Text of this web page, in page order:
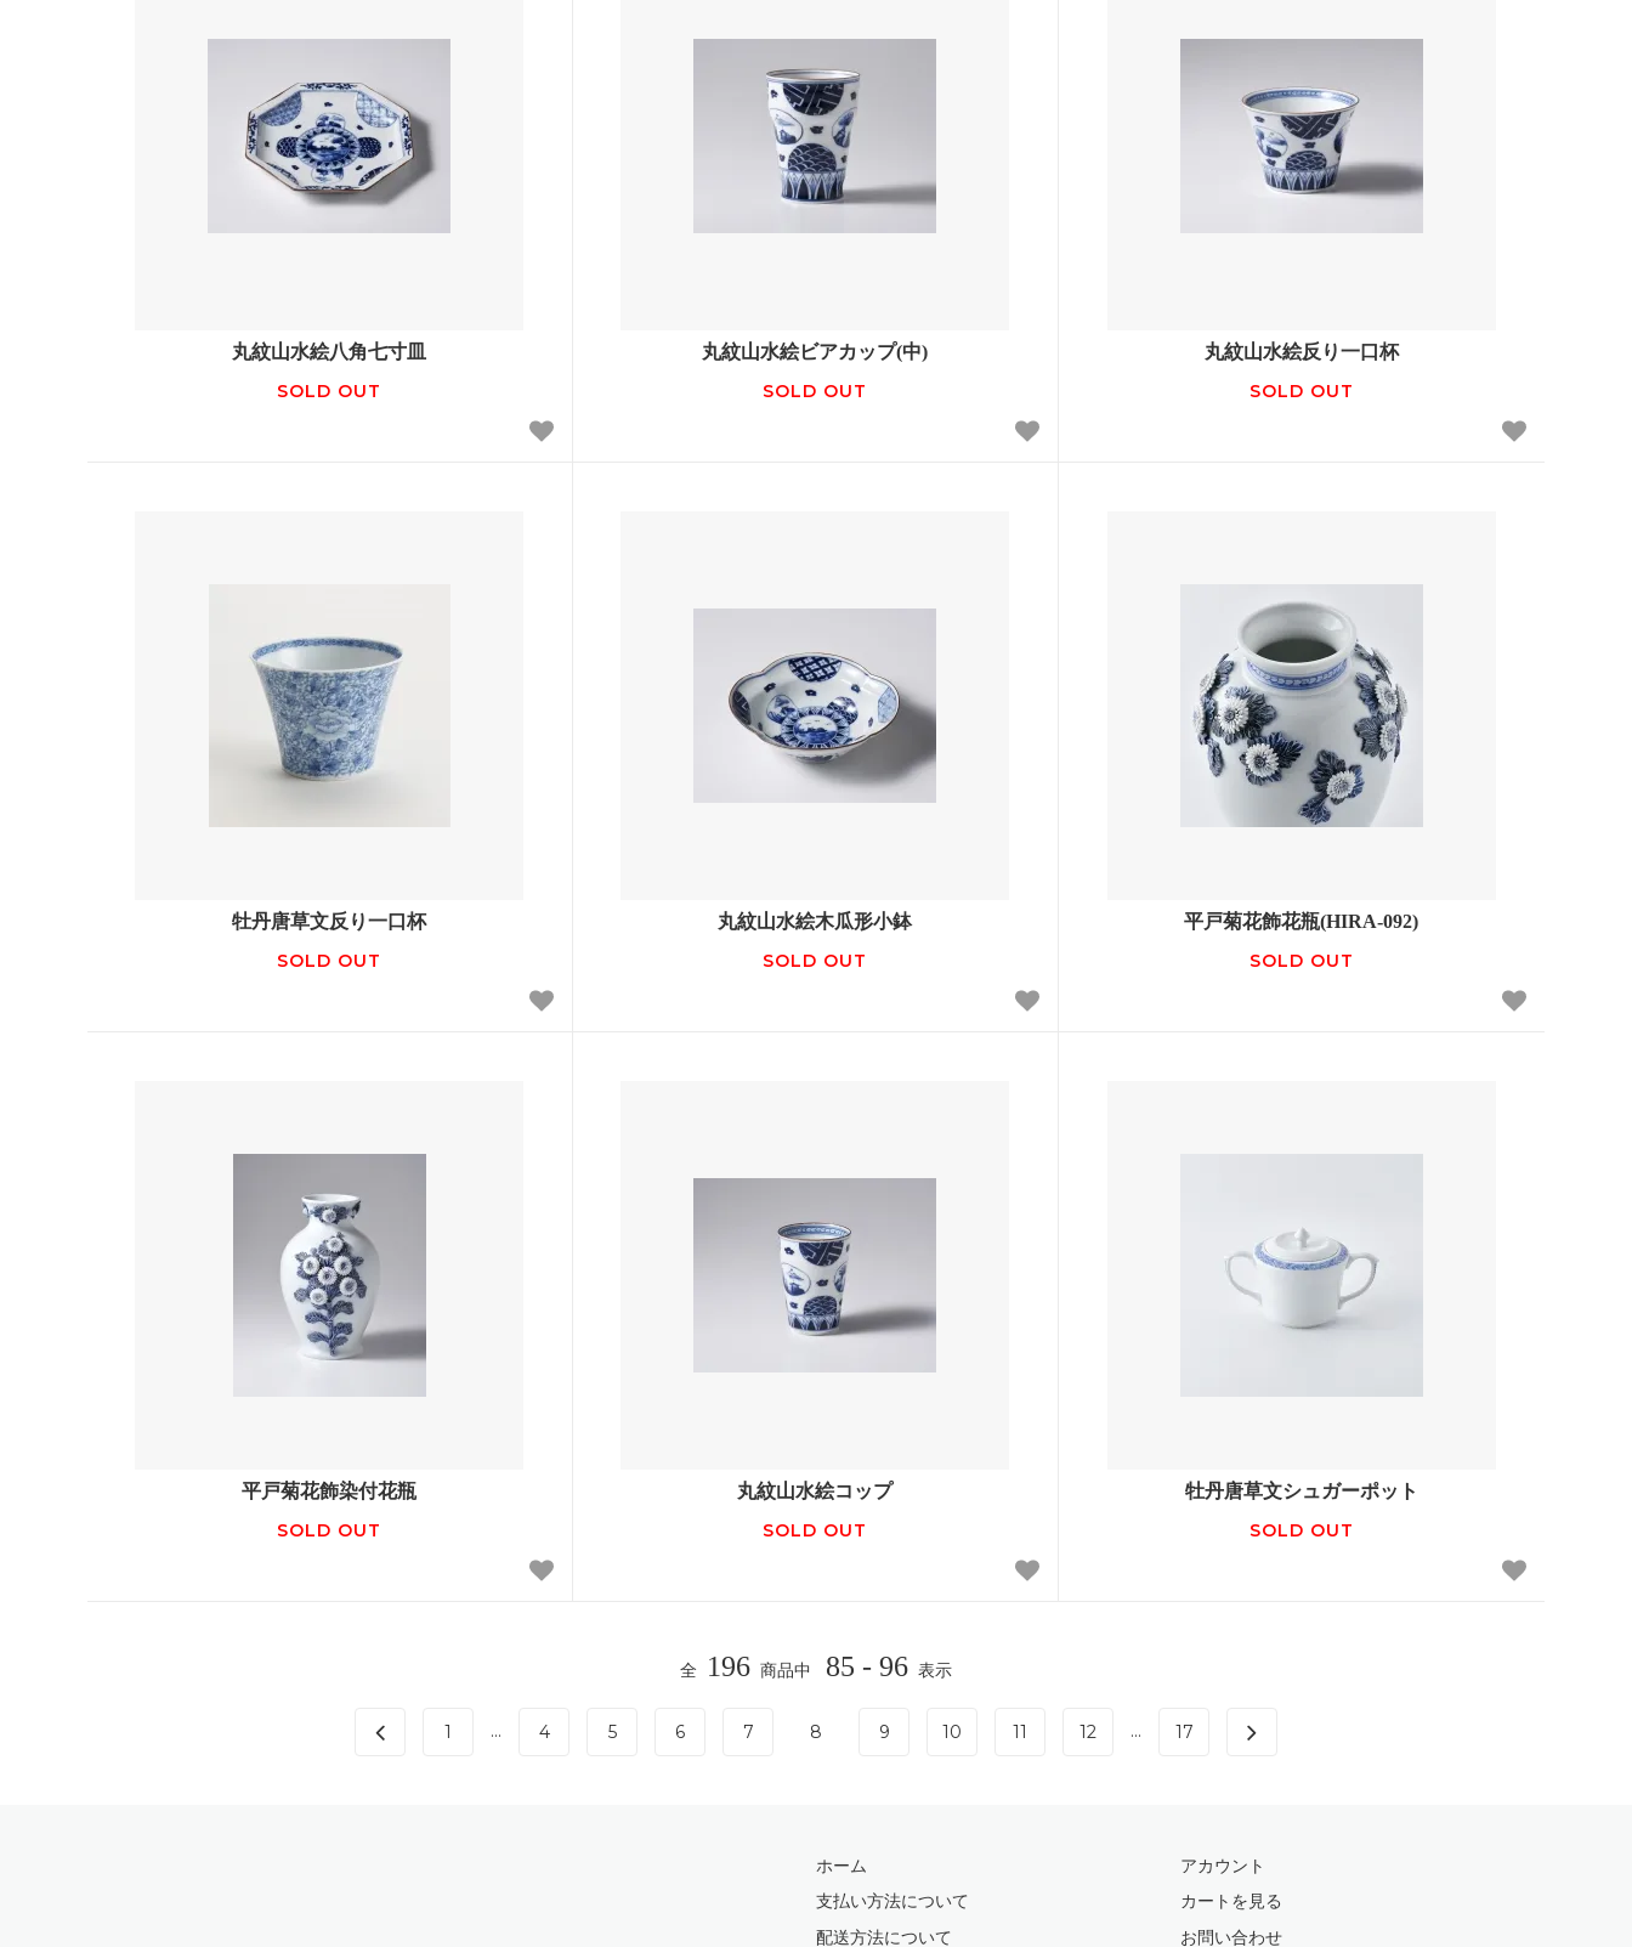
丸紋山水絵八角七寸皿
SOLD OUT
丸紋山水絵ビアカップ(中)
SOLD OUT
丸紋山水絵反り一口杯
SOLD OUT
牡丹唐草文反り一口杯
SOLD OUT
丸紋山水絵木瓜形小鉢
SOLD OUT
平戸菊花飾花瓶(HIRA-092)
SOLD OUT
平戸菊花飾染付花瓶
SOLD OUT
丸紋山水絵コップ
SOLD OUT
牡丹唐草文シュガーポット
SOLD OUT
全 196 商品中 85 - 96 表示
1 ... 4 5 6 7 8 9 10 11 12 ... 17
ホーム
支払い方法について
配送方法について
アカウント
カートを見る
お問い合わせ